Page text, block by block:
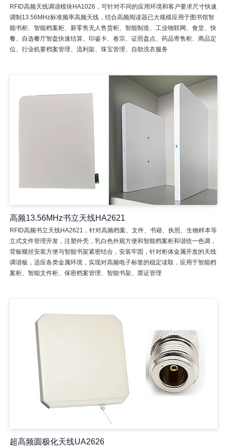
RFID高频天线调谐模块HA1026，可针对不同的应用环境和客户要求尺寸快速
调制13.56MHz标准频率高频天线，结合高频阅读器已大规模应用于图书馆智
能书柜、智能档案柜、新零售无人售货柜、智能制造、工业物联网、食堂、快
餐、自选餐厅智盘快速结算、印鉴卡、卷宗、证照盘点、药品寄售柜、商品定
位、行业机要档案管理、流利架、珠宝管理、自助洗衣服务
高频13.56MHz书立天线HA2621
RFID高频书立天线HA2621，针对高频档案、文件、书籍、执照、生物样本等
立式文件管理开发，注塑外壳，乳白色外观方便和智能档案柜和谐统一色调，
背板螺丝安装方便与智能书架紧密结合，安装牢固，针对柜体金属开发的天线
调谐板，适应各类金属环境，实现对高频电子标签的稳定读取，应用于智能档
案柜、智能文件柜、保密档案管理、智能书架、票证管理
超高频圆极化天线UA2626